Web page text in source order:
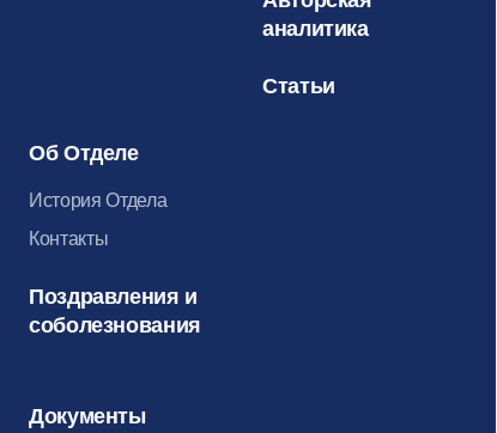
аналитика
Статьи
Об Отделе
История Отдела
Контакты
Поздравления и
соболезнования
Документы